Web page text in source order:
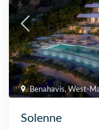
Benahavis,West-
Solenne